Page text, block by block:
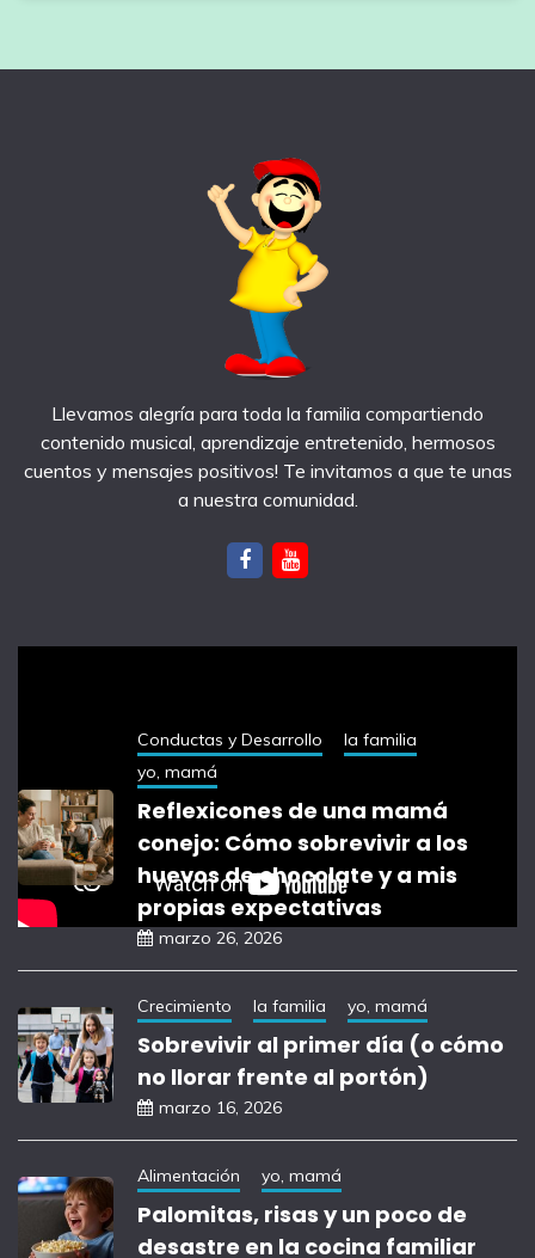
Llevamos alegría para toda la familia compartiendo
contenido musical, aprendizaje entretenido, hermosos
cuentos y mensajes positivos! Te invitamos a que te unas
a nuestra comunidad.
Conductas y Desarrollo
la familia
yo, mamá
Reflexicones de una mamá
conejo: Cómo sobrevivir a los
huevos de chocolate y a mis
propias expectativas
marzo 26, 2026
Crecimiento la familia yo, mamá
Sobrevivir al primer día (o cómo
no llorar frente al portón)
marzo 16, 2026
Alimentación yo, mamá
Palomitas, risas y un poco de
desastre en la cocina familiar